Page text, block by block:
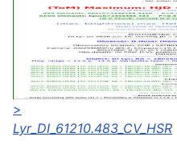
>
Lyr_DI_61210.483_CV_HSR